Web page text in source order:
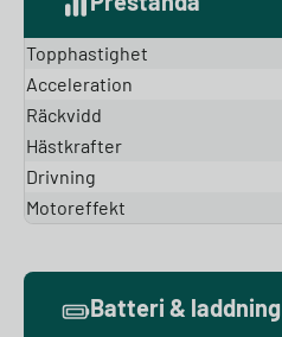
Topphastighet
Acceleration
Räckvidd
Hästkrafter
Drivning
Motoreffekt
Batteri & laddning